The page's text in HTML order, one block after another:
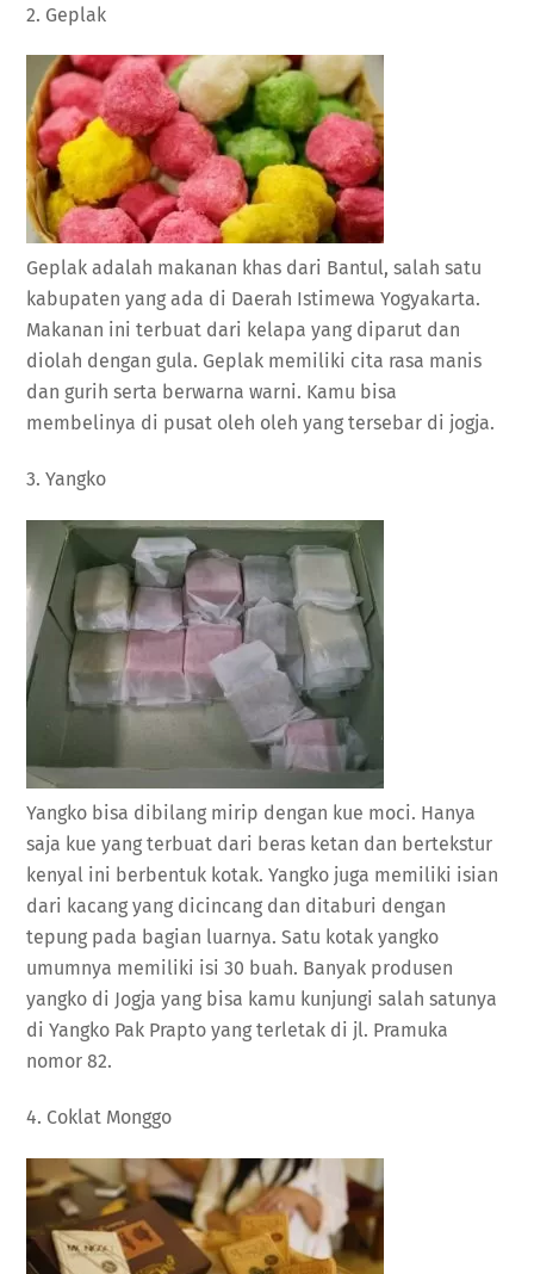
2. Geplak
Geplak adalah makanan khas dari Bantul, salah satu
kabupaten yang ada di Daerah Istimewa Yogyakarta.
Makanan ini terbuat dari kelapa yang diparut dan
diolah dengan gula. Geplak memiliki cita rasa manis
dan gurih serta berwarna warni. Kamu bisa
membelinya di pusat oleh oleh yang tersebar di jogja.
3. Yangko
Yangko bisa dibilang mirip dengan kue moci. Hanya
saja kue yang terbuat dari beras ketan dan bertekstur
kenyal ini berbentuk kotak. Yangko juga memiliki isian
dari kacang yang dicincang dan ditaburi dengan
tepung pada bagian luarnya. Satu kotak yangko
umumnya memiliki isi 30 buah. Banyak produsen
yangko di Jogja yang bisa kamu kunjungi salah satunya
di Yangko Pak Prapto yang terletak di jl. Pramuka
nomor 82.
4. Coklat Monggo